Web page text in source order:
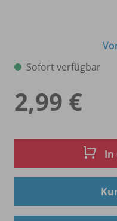
Sofort verfügbar
2,99 €
In